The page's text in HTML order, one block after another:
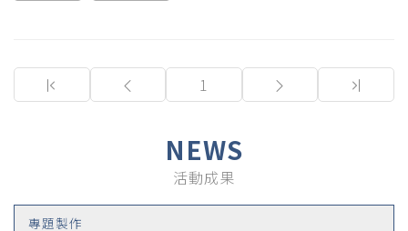
NEWS
活動成果
專題製作
1